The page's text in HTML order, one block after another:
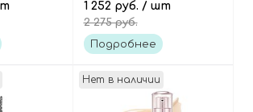
Kill
Объём и изгиб,
оттенок Чёрный, Kill
Lash Superproof
Curling
1 252 руб. / шт
2 275 руб.
Подробнее
Нет в наличии